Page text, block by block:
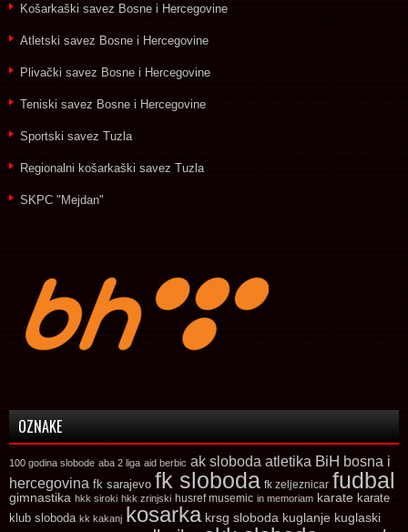
Košarkaški savez Bosne i Hercegovine
Atletski savez Bosne i Hercegovine
Plivački savez Bosne i Hercegovine
Teniski savez Bosne i Hercegovine
Sportski savez Tuzla
Regionalni košarkaški savez Tuzla
SKPC "Mejdan"
OZNAKE
100 godina slobode aba 2 liga aid berbic ak sloboda atletika BiH bosna i
hercegovina fk sarajevo fk sloboda fk zeljeznicar fudbal
gimnastika hkk siroki hkk zrinjski husref musemic in memoriam karate karate
klub sloboda kk kakanj kosarka krsg sloboda kuglanje kuglaski